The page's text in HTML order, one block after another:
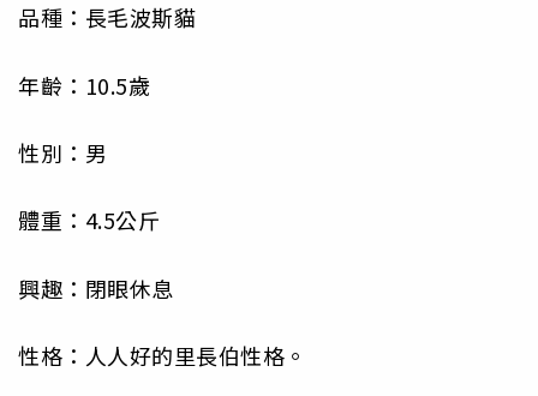
品種：長毛波斯貓
年齡：10.5歲
性別：男
體重：4.5公斤
興趣：閉眼休息
性格：人人好的里長伯性格。